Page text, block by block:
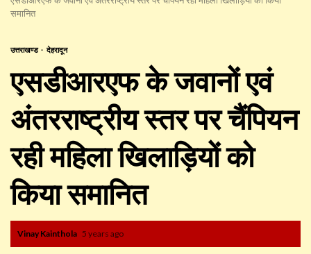
समानित
उत्तराखण्ड देहरादून
एसडीआरएफ के जवानों एवं
अंतरराष्ट्रीय स्तर पर चैंपियन
रही महिला खिलाड़ियों को
किया समानित
Vinay Kainthola 5 years ago